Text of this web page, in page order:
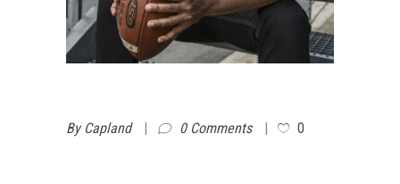
By Capland 0 Comments 0